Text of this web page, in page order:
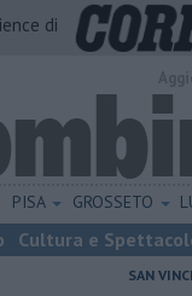
di
PISA GROSSETO
Cultura e
SAN